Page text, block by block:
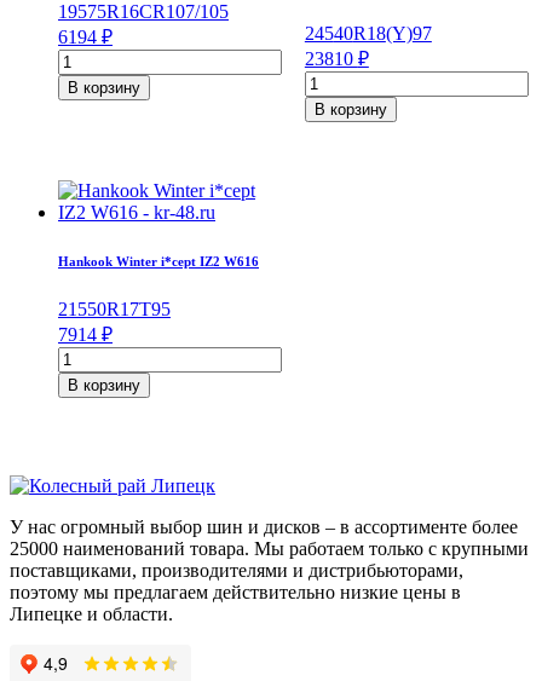
19575R16CR107/105
6194 ₽
Количество
товара
Viatti
525
195/75/R16C
R
В корзину
24540R18(Y)97
23810 ₽
Количество
товара
Continental
В корзину
Hankook Winter i*cept IZ2 W616
21550R17T95
7914 ₽
Количество
товара
Hankook
W616
95
T
В корзину
У нас огромный выбор шин и дисков – в ассортименте более
25000 наименований товара. Мы работаем только с крупными
поставщиками, производителями и дистрибьюторами,
поэтому мы предлагаем действительно низкие цены в
Липецке и области.